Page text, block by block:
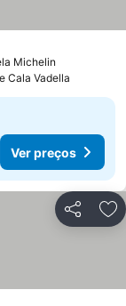
Michelin
Cala Vadella
Ver preços
Partilhar